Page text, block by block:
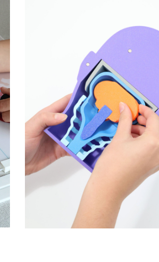
Expliquer Chiari et
malformations
et médullaires rares
de Bicêtre AP-
Fablab hospitalier